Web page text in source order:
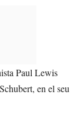
Paul Lewis
en el seu